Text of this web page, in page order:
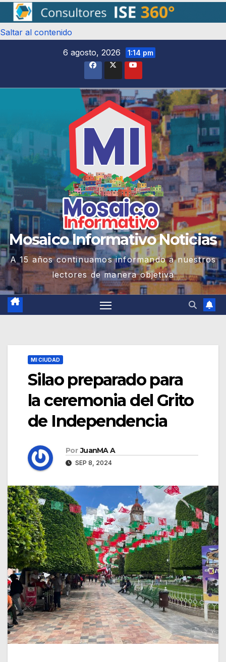
Saltar al contenido
6 agosto, 2026
1:14 pm
Mosaico Informativo Noticias
A 15 años continuamos informando a nuestros
lectores de manera objetiva
MI CIUDAD
Silao preparado para
la ceremonia del Grito
de Independencia
Por JuanMA A
SEP 8, 2024